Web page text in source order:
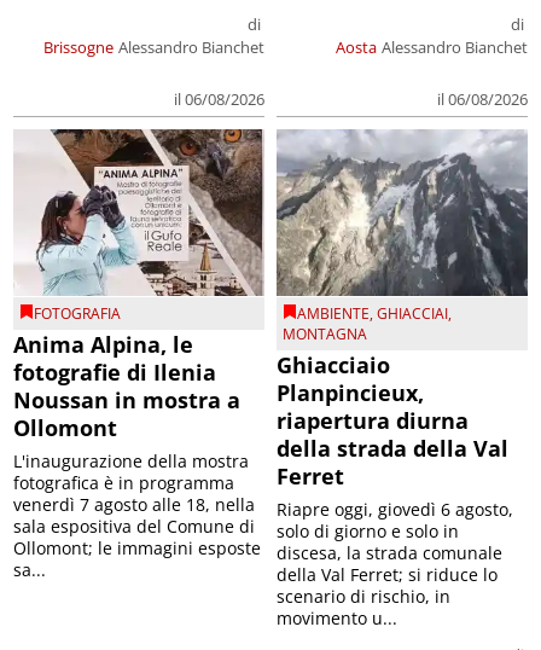
Brissogne
di
Alessandro Bianchet
il 06/08/2026
Aosta
di
Alessandro Bianchet
il 06/08/2026
FOTOGRAFIA
Anima Alpina, le
fotografie di Ilenia
Noussan in mostra a
Ollomont
L'inaugurazione della mostra
fotografica è in programma
venerdì 7 agosto alle 18, nella
sala espositiva del Comune di
Ollomont; le immagini esposte
sa...
AMBIENTE,GHIACCIAI,
MONTAGNA
Ghiacciaio
Planpincieux,
riapertura diurna
della strada della Val
Ferret
Riapre oggi, giovedì 6 agosto,
solo di giorno e solo in
discesa, la strada comunale
della Val Ferret; si riduce lo
scenario di rischio, in
movimento u...